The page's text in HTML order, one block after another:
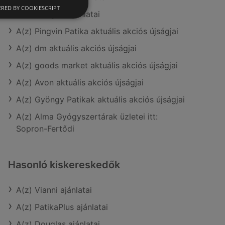
A(z) Douglas ajánlatai
A(z) Pingvin Patika aktuális akciós újságjai
A(z) dm aktuális akciós újságjai
A(z) goods market aktuális akciós újságjai
A(z) Avon aktuális akciós újságjai
A(z) Gyöngy Patikak aktuális akciós újságjai
A(z) Alma Gyógyszertárak üzletei itt:
Sopron-Fertődi
Hasonló kiskereskedők
A(z) Vianni ajánlatai
A(z) PatikaPlus ajánlatai
BY COOKIESCRIPT